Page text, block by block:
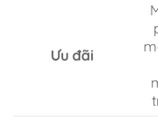
Ưu đãi